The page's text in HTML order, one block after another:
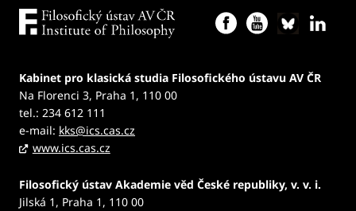
Kabinet pro klasická studia Filosofického ústavu AV ČR
Na Florenci 3, Praha 1, 110 00
tel.: 234 612 111
e-mail: kks@ics.cas.cz
www.ics.cas.cz
Filosofický ústav Akademie věd České republiky, v. v. i.
Jilská 1, Praha 1, 110 00